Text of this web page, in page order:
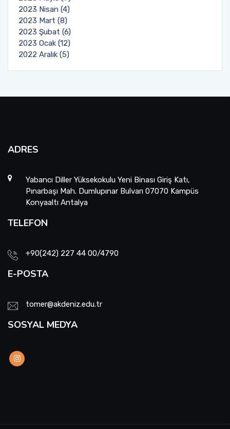
2023 Nisan (4)
2023 Mart (8)
2023 Şubat (6)
2023 Ocak (12)
2022 Aralık (5)
ADRES
Yabancı Diller Yüksekokulu Yeni Binası Giriş Katı,
Pınarbaşı Mah. Dumlupınar Bulvarı 07070 Kampüs
Konyaaltı Antalya
TELEFON
+90(242) 227 44 00/4790
E-POSTA
tomer@akdeniz.edu.tr
SOSYAL MEDYA